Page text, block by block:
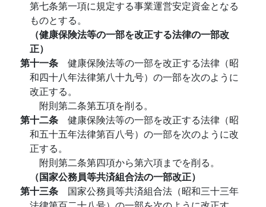
第七条第一項に規定する事業運営安定資金となる
ものとする。
（健康保険法等の一部を改正する法律の一部改
正）
第十一条 健康保険法等の一部を改正する法律（昭
和四十八年法律第八十九号）の一部を次のように
改正する。
附則第二条第五項を削る。
第十二条 健康保険法等の一部を改正する法律（昭
和五十五年法律第百八号）の一部を次のように改
正する。
附則第二条第四項から第六項までを削る。
（国家公務員等共済組合法の一部改正）
第十三条 国家公務員等共済組合法（昭和三十三年